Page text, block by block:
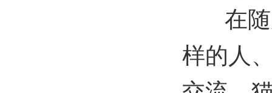
在随
样的人